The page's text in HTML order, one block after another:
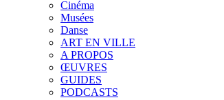
Cinéma
Musées
Danse
ART EN VILLE
A PROPOS
ŒUVRES
GUIDES
PODCASTS